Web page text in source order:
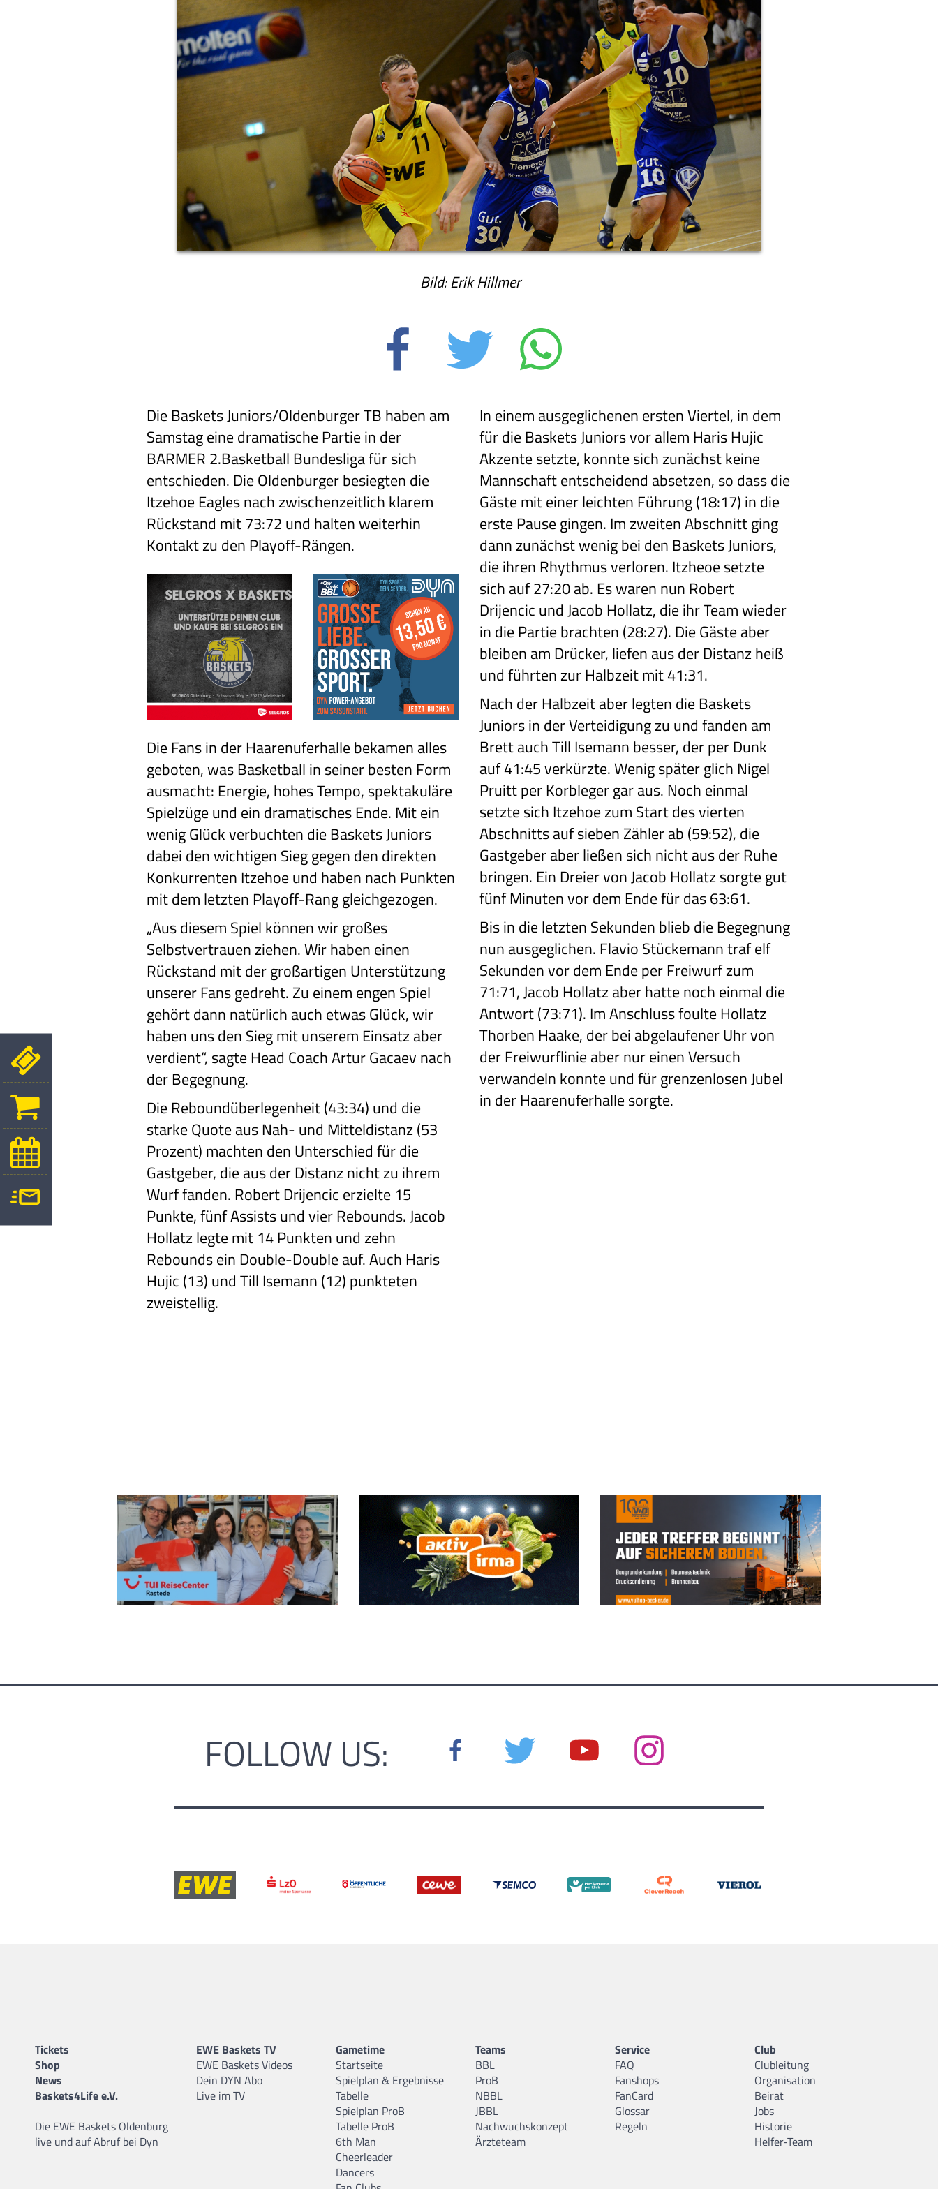
Bild: Erik Hillmer
Die Baskets Juniors/Oldenburger TB haben am
Samstag eine dramatische Partie in der
BARMER 2.Basketball Bundesliga für sich
entschieden. Die Oldenburger besiegten die
Itzehoe Eagles nach zwischenzeitlich klarem
Rückstand mit 73:72 und halten weiterhin
Kontakt zu den Playoff-Rängen.
Die Fans in der Haarenuferhalle bekamen alles
geboten, was Basketball in seiner besten Form
ausmacht: Energie, hohes Tempo, spektakuläre
Spielzüge und ein dramatisches Ende. Mit ein
wenig Glück verbuchten die Baskets Juniors
dabei den wichtigen Sieg gegen den direkten
Konkurrenten Itzehoe und haben nach Punkten
mit dem letzten Playoff-Rang gleichgezogen.
„Aus diesem Spiel können wir großes
Selbstvertrauen ziehen. Wir haben einen
Rückstand mit der großartigen Unterstützung
unserer Fans gedreht. Zu einem engen Spiel
gehört dann natürlich auch etwas Glück, wir
haben uns den Sieg mit unserem Einsatz aber
verdient“, sagte Head Coach Artur Gacaev nach
der Begegnung.
Die Reboundüberlegenheit (43:34) und die
starke Quote aus Nah- und Mitteldistanz (53
Prozent) machten den Unterschied für die
Gastgeber, die aus der Distanz nicht zu ihrem
Wurf fanden. Robert Drijencic erzielte 15
Punkte, fünf Assists und vier Rebounds. Jacob
Hollatz legte mit 14 Punkten und zehn
Rebounds ein Double-Double auf. Auch Haris
Hujic (13) und Till Isemann (12) punkteten
zweistellig.
In einem ausgeglichenen ersten Viertel, in dem
für die Baskets Juniors vor allem Haris Hujic
Akzente setzte, konnte sich zunächst keine
Mannschaft entscheidend absetzen, so dass die
Gäste mit einer leichten Führung (18:17) in die
erste Pause gingen. Im zweiten Abschnitt ging
dann zunächst wenig bei den Baskets Juniors,
die ihren Rhythmus verloren. Itzheoe setzte
sich auf 27:20 ab. Es waren nun Robert
Drijencic und Jacob Hollatz, die ihr Team wieder
in die Partie brachten (28:27). Die Gäste aber
bleiben am Drücker, liefen aus der Distanz heiß
und führten zur Halbzeit mit 41:31.
Nach der Halbzeit aber legten die Baskets
Juniors in der Verteidigung zu und fanden am
Brett auch Till Isemann besser, der per Dunk
auf 41:45 verkürzte. Wenig später glich Nigel
Pruitt per Korbleger gar aus. Noch einmal
setzte sich Itzehoe zum Start des vierten
Abschnitts auf sieben Zähler ab (59:52), die
Gastgeber aber ließen sich nicht aus der Ruhe
bringen. Ein Dreier von Jacob Hollatz sorgte gut
fünf Minuten vor dem Ende für das 63:61.
Bis in die letzten Sekunden blieb die Begegnung
nun ausgeglichen. Flavio Stückemann traf elf
Sekunden vor dem Ende per Freiwurf zum
71:71, Jacob Hollatz aber hatte noch einmal die
Antwort (73:71). Im Anschluss foulte Hollatz
Thorben Haake, der bei abgelaufener Uhr von
der Freiwurflinie aber nur einen Versuch
verwandeln konnte und für grenzenlosen Jubel
in der Haarenuferhalle sorgte.
FOLLOW US:
Tickets
Shop
News
Baskets4Life e.V.
Die EWE Baskets Oldenburg
live und auf Abruf bei Dyn
EWE Baskets TV
EWE Baskets Videos
Dein DYN Abo
Live im TV
Gametime
Startseite
Spielplan & Ergebnisse
Tabelle
Spielplan ProB
Tabelle ProB
6th Man
Cheerleader
Dancers
Teams
BBL
ProB
NBBL
JBBL
Nachwuchskonzept
Ärzteteam
Service
FAQ
Fanshops
FanCard
Glossar
Regeln
Club
Clubleitung
Organisation
Beirat
Jobs
Historie
Helfer-Team